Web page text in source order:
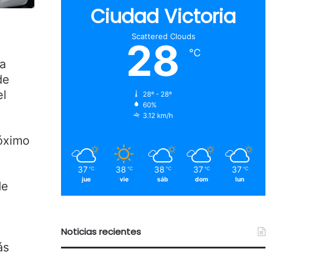
Ciudad Victoria
Scattered Clouds
28 ℃
28º - 28º
60%
3.12 km/h
37 ℃
jue
38 ℃
vie
38 ℃
sáb
37 ℃
dom
37 ℃
lun
Noticias recientes